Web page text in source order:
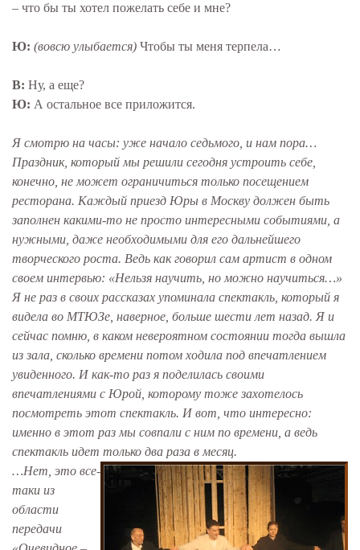
– что бы ты хотел пожелать себе и мне?
Ю: (вовсю улыбается) Чтобы ты меня терпела…
В: Ну, а еще?
Ю: А остальное все приложится.
Я смотрю на часы: уже начало седьмого, и нам пора…
Праздник, который мы решили сегодня устроить себе,
конечно, не может ограничиться только посещением
ресторана. Каждый приезд Юры в Москву должен быть
заполнен какими-то не просто интересными событиями, а
нужными, даже необходимыми для его дальнейшего
творческого роста. Ведь как говорил сам артист в одном
своем интервью: «Нельзя научить, но можно научиться…»
Я не раз в своих рассказах упоминала спектакль, который я
видела во МТЮЗе, наверное, больше шести лет назад. Я и
сейчас помню, в каком невероятном состоянии тогда вышла
из зала, сколько времени потом ходила под впечатлением
увиденного. И как-то раз я поделилась своими
впечатлениями с Юрой, которому тоже захотелось
посмотреть этот спектакль. И вот, что интересно:
именно в этот раз мы совпали с ним по времени, а ведь
спектакль идет только два раза в месяц.
…Нет, это все-
таки из
области
передачи